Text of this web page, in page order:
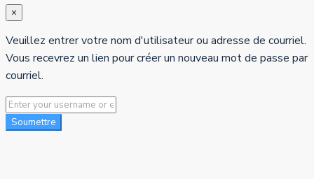
×
Veuillez entrer votre nom d'utilisateur ou adresse de courriel.
Vous recevrez un lien pour créer un nouveau mot de passe par
courriel.
Soumettre